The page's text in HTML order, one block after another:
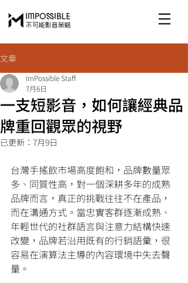
文章
一支短影音，如何讓經典品
牌重回觀眾的視野
ImPossible Staff
7月6日
已更新： 7月9日
台灣手搖飲市場高度飽和，品牌數量眾
多、同質性高，對一個深耕多年的成熟
品牌而言，真正的挑戰往往不在產品，
而在溝通方式 。當忠實客群逐漸成熟、
年輕世代的社群語言與注意力結構快速
改變，品牌若沿用既有的行銷語彙，很
容易在演算法主導的內容環境中失去聲
量。